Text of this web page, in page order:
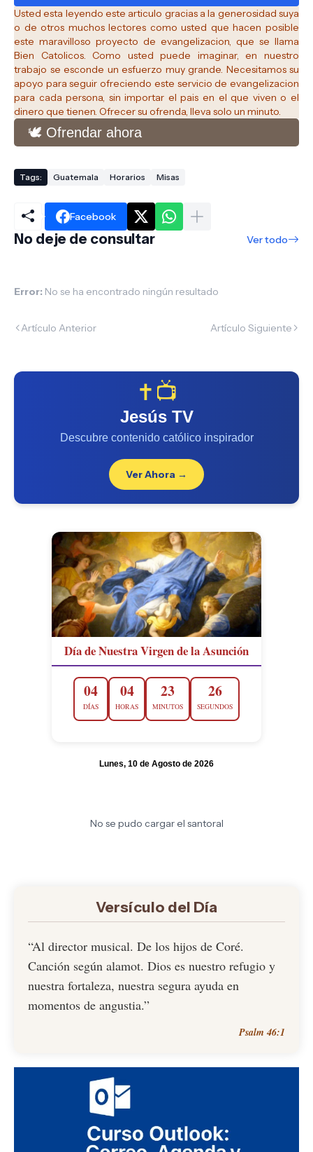
Usted esta leyendo este articulo gracias a la generosidad suya
o de otros muchos lectores como usted que hacen posible
este maravilloso proyecto de evangelizacion, que se llama
Bien Catolicos.Como usted puede imaginar, en nuestro
trabajo se esconde un esfuerzo muy grande. Necesitamos su
apoyo para seguir ofreciendo este servicio de evangelizacion
para cada persona, sin importar el pais en el que viven o el
dinero que tienen. Ofrecer su ofrenda, lleva solo un minuto.
🕊️ Ofrendar ahora
Tags: Guatemala Horarios Misas
Facebook
No deje de consultar Ver todo
Error: No se ha encontrado ningún resultado
Artículo Anterior Artículo Siguiente
✝️📺
Jesús TV
Descubre contenido católico inspirador
Ver Ahora →
Día de Nuestra Virgen de la Asunción
04
DÍAS
04
HORAS
23
MINUTOS
24
SEGUNDOS
Lunes, 10 de Agosto de 2026
No se pudo cargar el santoral
Versículo del Día
“Al director musical. De los hijos de Coré.
Canción según alamot. Dios es nuestro refugio y
nuestra fortaleza, nuestra segura ayuda en
momentos de angustia.”
Psalm 46:1